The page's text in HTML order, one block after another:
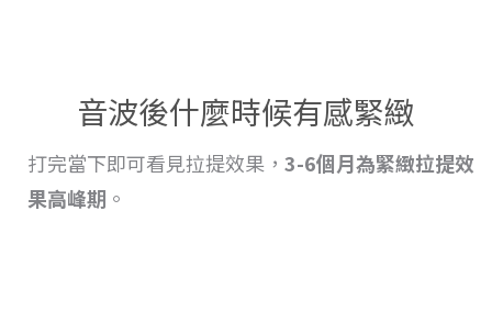
音波後什麼時候有感緊緻
打完當下即可看見拉提效果， 3-6個月為緊緻拉提效
果高峰期 。